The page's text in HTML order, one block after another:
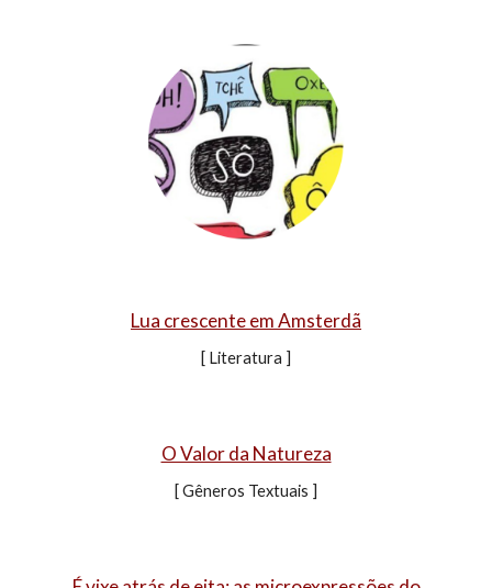
Lua crescente em Amsterdã
[ Literatura ]
O Valor da Natureza
[Gêneros Textuais ]